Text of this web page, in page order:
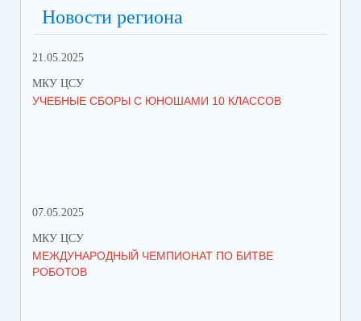
Новости региона
21.05.2025
МКУ ЦСУ
УЧЕБНЫЕ СБОРЫ С ЮНОШАМИ 10 КЛАССОВ
07.05.2025
МКУ ЦСУ
МЕЖДУНАРОДНЫЙ ЧЕМПИОНАТ ПО БИТВЕ
РОБОТОВ